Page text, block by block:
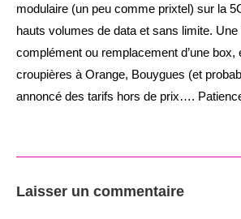
modulaire (un peu comme prixtel) sur la
hauts volumes de data et sans limite. Une
complément ou remplacement d’une box,
croupières à Orange, Bouygues (et
annoncé des tarifs hors de prix….
Laisser un commentaire